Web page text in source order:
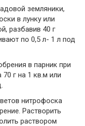
земляники,
в лунку или
разбавив 40 г
по 0,5 л- 1 л под
в парник при
г на 1 кв.м или
нитрофоска
Растворить
раствором